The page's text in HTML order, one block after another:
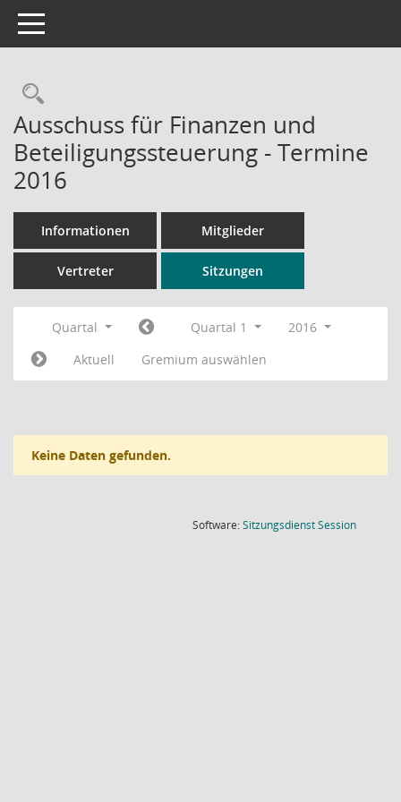
Toggle navigation
Rechercheauswahl
Ausschuss für Finanzen und
Beteiligungssteuerung - Termine
2016
Informationen Mitglieder
Vertreter Sitzungen
Quartal Quartal 1
2016
Aktuell
Gremium auswählen
Keine Daten gefunden.
Software:SitzungsdienstSession(Wird in